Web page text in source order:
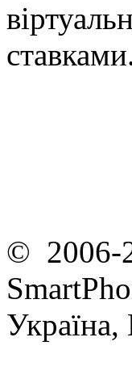
© 2006-
Україна,